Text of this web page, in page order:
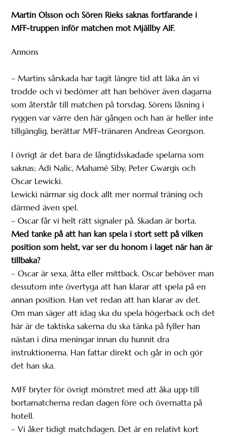
Martin Olsson och Sören Rieks saknas fortfarande i
MFF-truppen inför matchen mot Mjällby AIF.
Annons
– Martins sårskada har tagit längre tid att läka än vi
trodde och vi bedömer att han behöver även dagarna
som återstår till matchen på torsdag. Sörens låsning i
ryggen var värre den här gången och han är heller inte
tillgänglig, berättar MFF-tränaren Andreas Georgson.
I övrigt är det bara de långtidsskadade spelarna som
saknas; Adi Nalic, Mahamé Siby, Peter Gwargis och
Oscar Lewicki.
Lewicki närmar sig dock allt mer normal träning och
därmed även spel.
– Oscar får vi helt rätt signaler på. Skadan är borta.
Med tanke på att han kan spela i stort sett på vilken
position som helst, var ser du honom i laget när han är
tillbaka?
– Oscar är sexa, åtta eller mittback. Oscar behöver man
dessutom inte övertyga att han klarar att spela på en
annan position. Han vet redan att han klarar av det.
Om man säger att idag ska du spela högerback och det
här är de taktiska sakerna du ska tänka på fyller han
nästan i dina meningar innan du hunnit dra
instruktionerna. Han fattar direkt och går in och gör
det han ska.
MFF bryter för övrigt mönstret med att åka upp till
bortamatcherna redan dagen före och övernatta på
hotell.
– Vi åker tidigt matchdagen. Det är en relativt kort